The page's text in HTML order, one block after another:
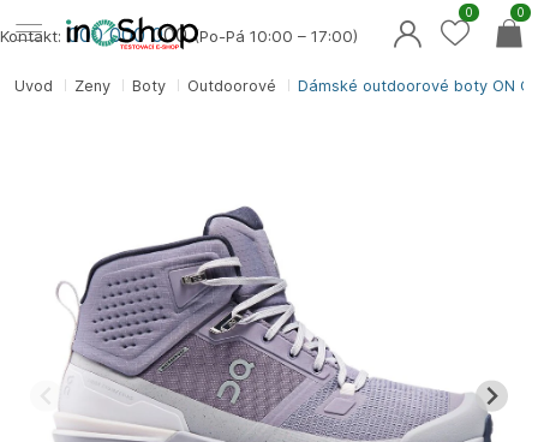
Úvod Ženy Boty Outdoorové Dámské outdoorové boty ON
Kontakt: 000 000 000(Po-Pá 10:00 – 17:00)
0
0